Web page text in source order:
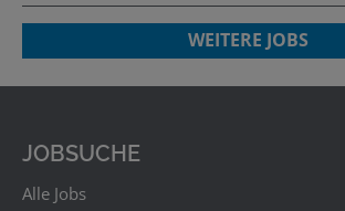
WEITERE JOBS
JOBSUCHE
Alle Jobs